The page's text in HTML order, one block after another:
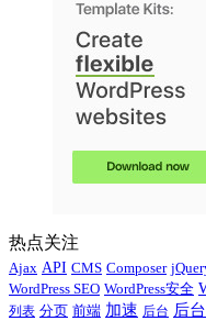
热点关注
Ajax API CMS Composer
WordPress SEO WordPress安全
列表 分页 前端 加速 后台 后